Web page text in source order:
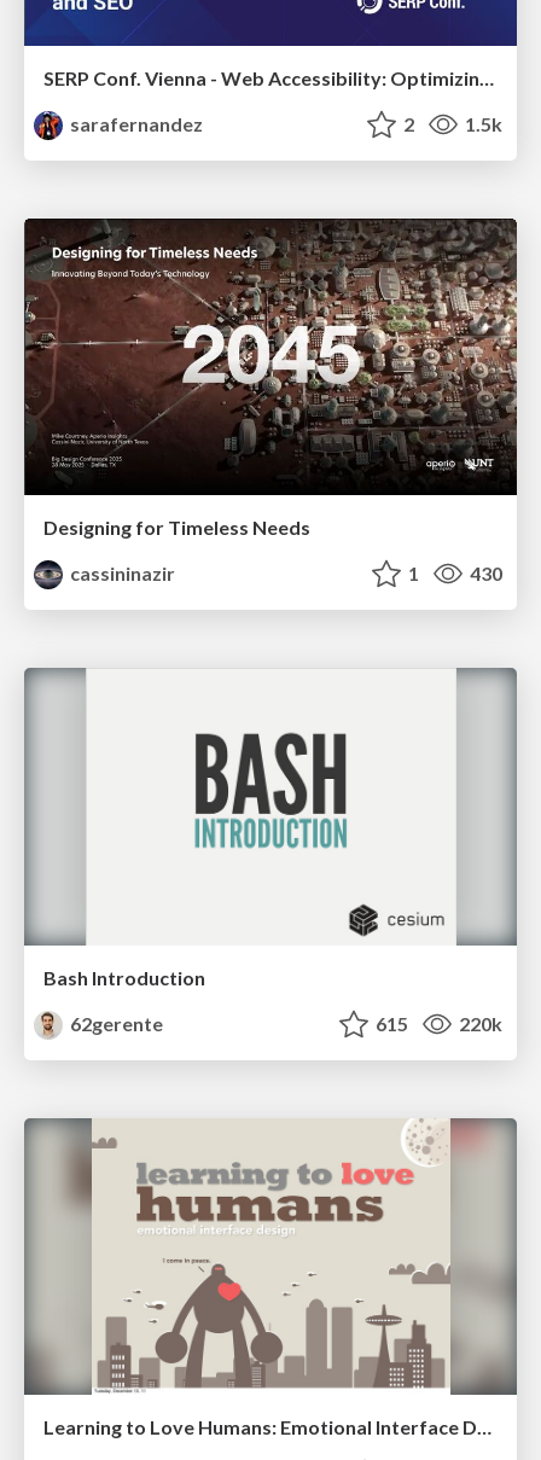
SERP Conf. Vienna - Web Accessibility: Optimizing for Inclusivity and SEO
sarafernandez
2 1.5k
Designing for Timeless Needs
cassininazir
1 430
Bash Introduction
62gerente
615 220k
Learning to Love Humans: Emotional Interface Design